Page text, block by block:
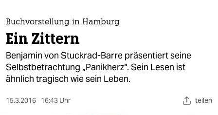
themen
politik
öko
gesellschaft
Buchvorstellung in Hamburg
Ein Zittern
Benjamin von Stuckrad-Barre präsentiert seine
Selbstbetrachtung „Panikherz“. Sein Lesen ist
ähnlich tragisch wie sein Leben.
15.3.2016 16:43 Uhr teilen